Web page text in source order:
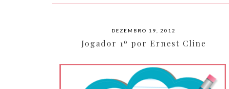
DEZEMBRO 19, 2012
Jogador 1º por Ernest Cline